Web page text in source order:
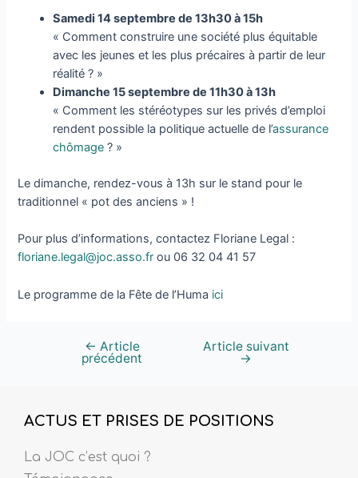
Samedi 14 septembre de 13h30 à 15h
« Comment construire une société plus équitable
avec les jeunes et les plus précaires à partir de leur
réalité ? »
Dimanche 15 septembre de 11h30 à 13h
« Comment les stéréotypes sur les privés d’emploi
rendent possible la politique actuelle de l’assurance
chômage ? »
Le dimanche, rendez-vous à 13h sur le stand pour le
traditionnel « pot des anciens » !
Pour plus d’informations, contactez Floriane Legal :
floriane.legal@joc.asso.fr ou 06 32 04 41 57
Le programme de la Fête de l’Huma ici
← Article
précédent
Article suivant
→
ACTUS ET PRISES DE POSITIONS
La JOC c’est quoi ?